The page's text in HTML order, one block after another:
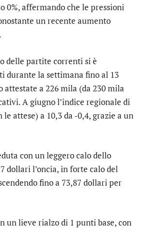
affermando che le pressioni
un recente aumento
delle partite correnti si è
durante la settimana fino al 13
attestate a 226 mila (da 230 mila
A giugno l’indice regionale di
attese) a 10,3 da -0,4, grazie a un
con un leggero calo dello
dollari l’oncia, in forte calo del
fino a 73,87 dollari per
un lieve rialzo di 1 punti base, con